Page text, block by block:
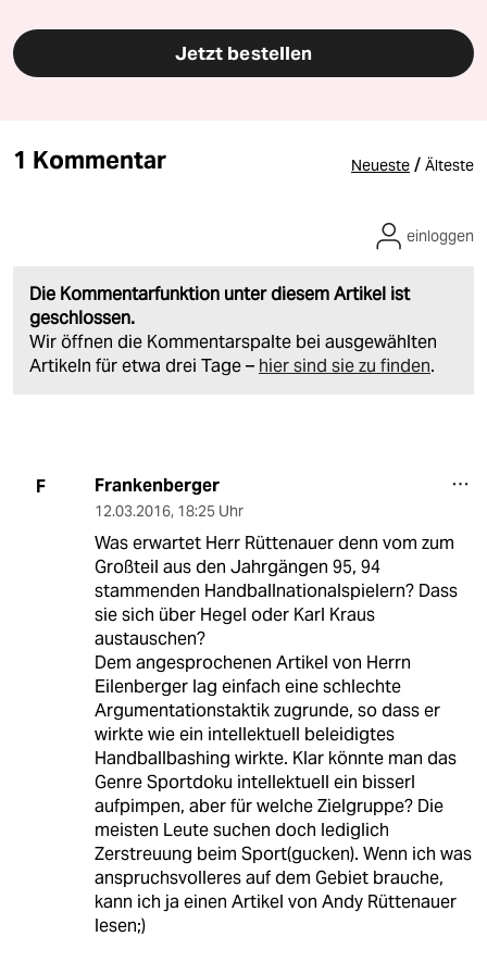
Jetzt bestellen
1 Kommentar Neueste / Älteste
Die Kommentarfunktion unter diesem Artikel ist
geschlossen.
Wir öffnen die Kommentarspalte bei ausgewählten
Artikeln für etwa drei Tage – hier sind sie zu finden.
einloggen
F Frankenberger
12.03.2016, 18:25 Uhr
Was erwartet Herr Rüttenauer denn vom zum
Großteil aus den Jahrgängen 95, 94
stammenden Handballnationalspielern? Dass
sie sich über Hegel oder Karl Kraus
austauschen?
Dem angesprochenen Artikel von Herrn
Eilenberger lag einfach eine schlechte
Argumentationstaktik zugrunde, so dass er
wirkte wie ein intellektuell beleidigtes
Handballbashing wirkte. Klar könnte man das
Genre Sportdoku intellektuell ein bisserl
aufpimpen, aber für welche Zielgruppe? Die
meisten Leute suchen doch lediglich
Zerstreuung beim Sport(gucken). Wenn ich was
anspruchsvolleres auf dem Gebiet brauche,
kann ich ja einen Artikel von Andy Rüttenauer
lesen;)